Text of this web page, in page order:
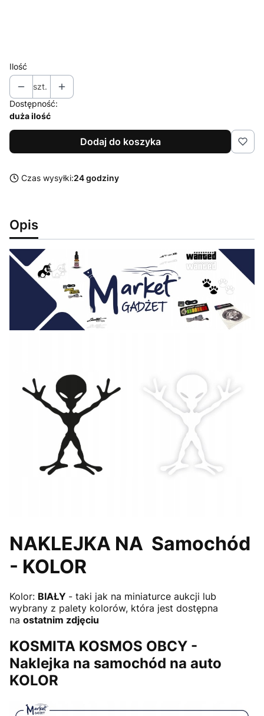
Ilość
szt.
Dostępność:
duża ilość
Dodaj do koszyka
Czas wysyłki:24 godziny
Opis
NAKLEJKA NA Samochód
- KOLOR
Kolor: BIAŁY - taki jak na miniaturce aukcji lub
wybrany z palety kolorów, która jest dostępna
na ostatnim zdjęciu
KOSMITA KOSMOS OBCY -
Naklejka na samochód na auto
KOLOR